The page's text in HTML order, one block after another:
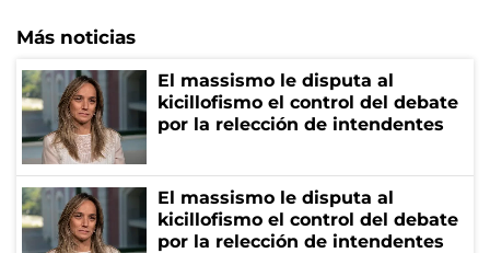
Más noticias
El massismo le disputa al
kicillofismo el control del debate
por la relección de intendentes
El massismo le disputa al
kicillofismo el control del debate
por la relección de intendentes